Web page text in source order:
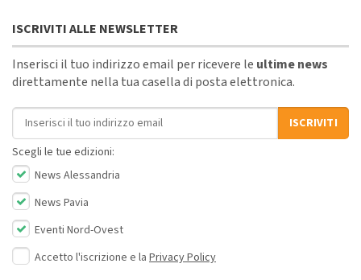
ISCRIVITI ALLE NEWSLETTER
Inserisci il tuo indirizzo email per ricevere le ultime news
direttamente nella tua casella di posta elettronica.
Indirizzo email
ISCRIVITI
Scegli le tue edizioni:
News Alessandria
News Pavia
Eventi Nord-Ovest
Accetto l'iscrizione e la Privacy Policy